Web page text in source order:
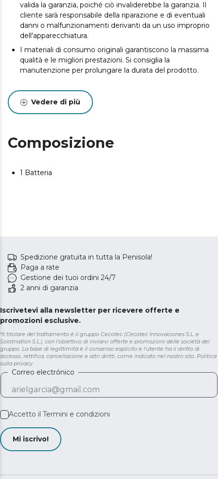
valida la garanzia, poiché ciò invaliderebbe la garanzia. Il
cliente sarà responsabile della riparazione e di eventuali
danni o malfunzionamenti derivanti da un uso improprio
dell'apparecchiatura.
I materiali di consumo originali garantiscono la massima
qualità e le migliori prestazioni. Si consiglia la
manutenzione per prolungare la durata del prodotto.
Vedere di più
Composizione
1 Batteria
Spedizione gratuita in tutta la Penisola!
Paga a rate
Gestione dei tuoi ordini 24/7
2 anni di garanzia
Iscrivetevi alla newsletter per ricevere offerte e
promozioni esclusive.
*Il titolare del trattamento è il gruppo Cecotec (Cecotec Innovaciones S.L. e
Solotriatlon S.L.), con l'obiettivo di inviarvi offerte e promozioni delle società del
gruppo. La base di legittimità è il consenso esplicito e l'utente ha il diritto di
accesso, rettifica, cancellazione e altri diritti, come indicato nel nostro sito. Politica
sulla privacy
Correo electrónico
Accetto il Termini e condizioni
Mi iscrivo!